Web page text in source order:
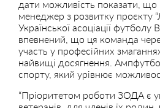
дати можливість показати, що
менеджер з розвитку проєкту
Української асоціації футболу
впевнений, що ця команда
участь у професійних
найвищі досягнення.
спорту, який урівнює
“Пріоритетом роботи ЗОДА є